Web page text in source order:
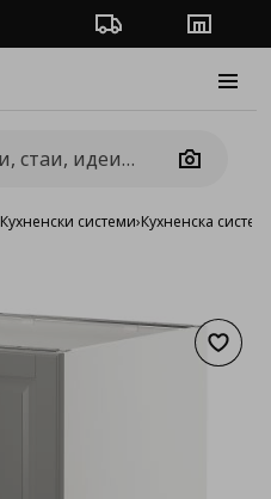
Проследяване на
Camera
Кухненски системи›Кухненска